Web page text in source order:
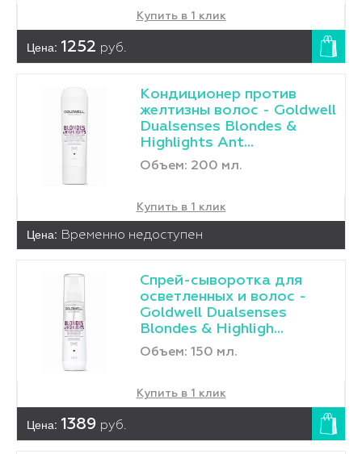
Купить в 1 клик
Цена: 1252 руб.
Кондиционер против
желтизны волос - Goldwell
Dualsenses Blondes &
Highlights Ant...
Объем: 200 мл.
Купить в 1 клик
Цена: Временно недоступен
Спрей-сыворотка для
осветленных и волос -
Goldwell Dualsenses
Blondes & Highligh...
Объем: 150 мл.
Купить в 1 клик
Цена: 1389 руб.